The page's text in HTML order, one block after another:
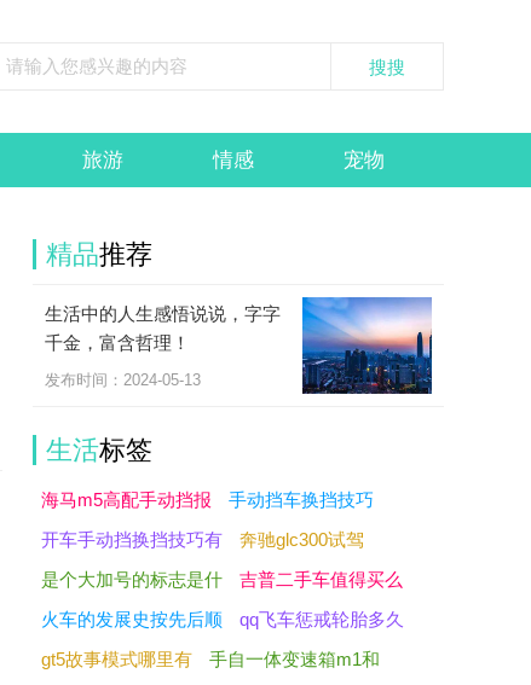
旅游 情感 宠物
精品推荐
生活中的人生感悟说说，字字
千金，富含哲理！
发布时间：2024-05-13
生活标签
海马m5高配手动挡报
手动挡车换挡技巧
开车手动挡换挡技巧有
奔驰glc300试驾
是个大加号的标志是什
吉普二手车值得买么
火车的发展史按先后顺
qq飞车惩戒轮胎多久
gt5故事模式哪里有
手自一体变速箱m1和